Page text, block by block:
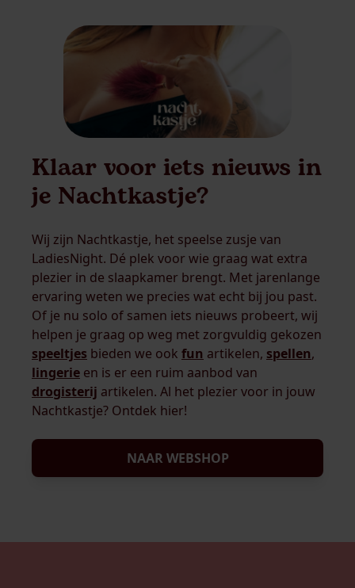
Klaar voor iets nieuws in
je Nachtkastje?
Wij zijn Nachtkastje, het speelse zusje van
LadiesNight. Dé plek voor wie graag wat extra
plezier in de slaapkamer brengt. Met jarenlange
ervaring weten we precies wat echt bij jou past.
Of je nu solo of samen iets nieuws probeert, wij
helpen je graag op weg met zorgvuldig gekozen
speeltjes bieden we ook fun artikelen, spellen,
lingerie en is er een ruim aanbod van
drogisterij artikelen. Al het plezier voor in jouw
Nachtkastje? Ontdek hier!
NAAR WEBSHOP